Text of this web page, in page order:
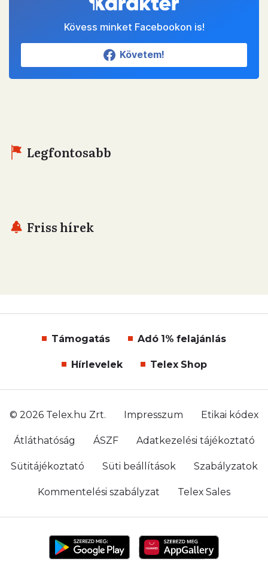
Kövess minket Facebookon is!
Követem!
Legfontosabb
Friss hírek
Támogatás Adó 1% felajánlás
Hírlevelek Telex Shop
© 2026 Telex.hu Zrt. Impresszum Etikai kódex
Átláthatóság ÁSZF Adatkezelési tájékoztató
Sütitájékoztató Süti beállítások Szabályzatok
Kommentelési szabályzat Telex Sales